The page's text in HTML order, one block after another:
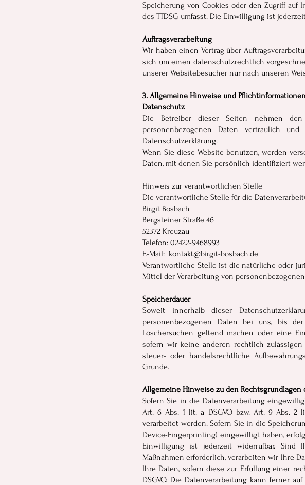
Speicherung von Cookies oder den Zugriff auf
des TTDSG umfasst. Die Einwilligung ist
Auftragsverarbeitung
Wir haben einen Vertrag über
sich um einen datenschutzrechtlich
unserer Websitebesucher nur nach unseren
3. Allgemeine Hinweise und
Datenschutz
Die Betreiber dieser Seiten nehmen
personenbezogenen Daten vertraulich
Datenschutzerklärung.
Wenn Sie diese Website benutzen, werden
Daten, mit denen Sie persönlich identifiziert
Hinweis zur verantwortlichen Stelle
Die verantwortliche Stelle für die
Birgit Bosbach
Bergsteiner Straße 46
52372 Kreuzau
Telefon: 02422-9468993
E-Mail: kontakt@birgit-bosbach.de
Verantwortliche Stelle ist die natürliche oder
Mittel der Verarbeitung von
Speicherdauer
Soweit innerhalb dieser
personenbezogenen Daten bei uns, bis
Löschersuchen geltend machen oder eine
sofern wir keine anderen rechtlich
steuer- oder handelsrechtliche
Gründe.
Allgemeine Hinweise zu den Rechtsgrundlagen
Sofern Sie in die Datenverarbeitung
Art. 6 Abs. 1 lit. a DSGVO bzw. Art. 9 Abs. 2
verarbeitet werden. Sofern Sie in die
Device-Fingerprinting) eingewilligt haben,
Einwilligung ist jederzeit widerrufbar. Sind
Maßnahmen erforderlich, verarbeiten wir Ihre
Ihre Daten, sofern diese zur Erfüllung einer
DSGVO. Die Datenverarbeitung kann ferner